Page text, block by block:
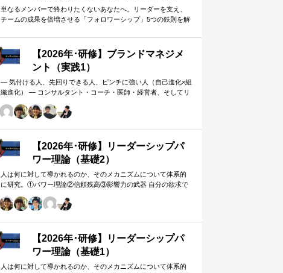
イフハッカー・ジャパン
単なるメンバーで終わりたくないあなたへ。リーダーを支え、
チームの成果を倍増させる「フォロワーシップ」5つの鉄則を解
【2026年･研修】ブランドマネジメ
ント（実践1）
― 気付ける人、先回りできる人、ピンチに強い人（自己進化×組
織進化） ― コンサルタント・コーチ・医師・経営者、そしてリ
【2026年･研修】リーダーシップパ
ワー理論（基礎2）
人は何に対して導かれるのか、そのメカニズムについて体系的
に研究。①パワー理論②信頼残高③影響力の武器 自分の欲求で
【2026年･研修】リーダーシップパ
ワー理論（基礎1）
人は何に対して導かれるのか、そのメカニズムについて体系的